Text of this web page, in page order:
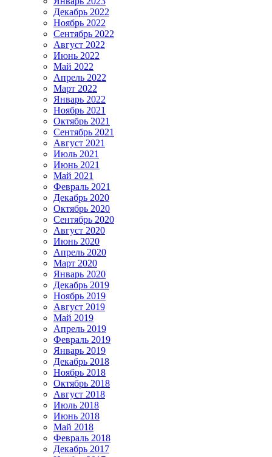
Декабрь 2022
Ноябрь 2022
Сентябрь 2022
Август 2022
Июнь 2022
Май 2022
Апрель 2022
Март 2022
Январь 2022
Ноябрь 2021
Октябрь 2021
Сентябрь 2021
Август 2021
Июль 2021
Июнь 2021
Май 2021
Февраль 2021
Декабрь 2020
Октябрь 2020
Сентябрь 2020
Август 2020
Июнь 2020
Апрель 2020
Март 2020
Январь 2020
Декабрь 2019
Ноябрь 2019
Август 2019
Май 2019
Апрель 2019
Февраль 2019
Январь 2019
Декабрь 2018
Ноябрь 2018
Октябрь 2018
Август 2018
Июль 2018
Июнь 2018
Май 2018
Февраль 2018
Декабрь 2017